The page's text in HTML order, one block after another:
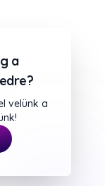
a
velünk a